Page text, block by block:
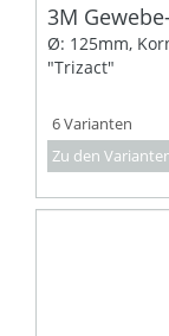
3M
Ø: 125mm,
"Trizact"
6 Varianten
Zu den